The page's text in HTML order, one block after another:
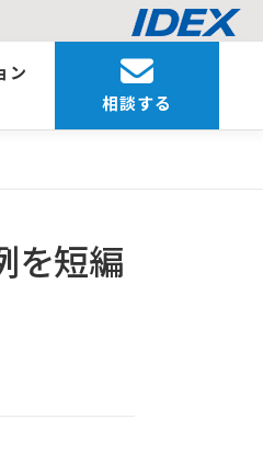
ン
相談する
を短編